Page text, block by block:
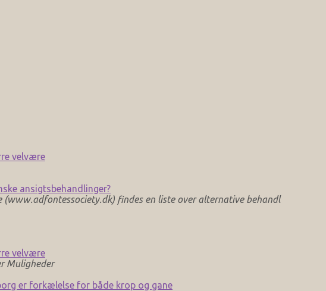
velvære
ansigtsbehandlinger?
(www.adfontessociety.dk) findes en liste over alternative behandl
velvære
Muligheder
er forkælelse for både krop og gane